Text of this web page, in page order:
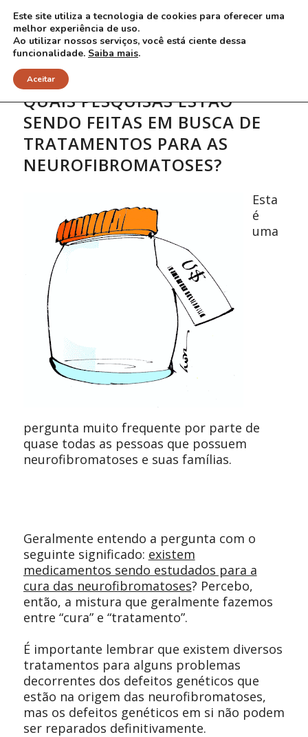
QUAIS PESQUISAS ESTÃO
SENDO FEITAS EM BUSCA DE
TRATAMENTOS PARA AS
NEUROFIBROMATOSES?
Esta
é
uma
pergunta muito frequente por parte de
quase todas as pessoas que possuem
neurofibromatoses e suas famílias.
Geralmente entendo a pergunta com o
seguinte significado: existem
medicamentos sendo estudados para a
cura das neurofibromatoses? Percebo,
então, a mistura que geralmente fazemos
entre “cura” e “tratamento”.
É importante lembrar que existem diversos
tratamentos para alguns problemas
decorrentes dos defeitos genéticos que
estão na origem das neurofibromatoses,
mas os defeitos genéticos em si não podem
ser reparados definitivamente.
Este site utiliza a tecnologia de cookies para oferecer uma
melhor experiência de uso.
Ao utilizar nossos serviços, você está ciente dessa
funcionalidade. Saiba mais.
Aceitar